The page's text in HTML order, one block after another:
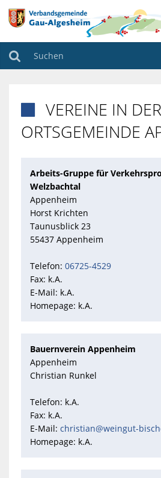
AKTUELLES
GEMEINDEN
TOURISMUS
UMWELT & KLIMA
BAUEN & WOHNEN
VEREINE IN DER
ORTSGEMEINDE
Arbeits-Gruppe für
Welzbachtal
Appenheim
Horst Krichten
Taunusblick 23
55437 Appenheim
Telefon: 06725-4529
Fax: k.A.
E-Mail: k.A.
Homepage: k.A.
Bauernverein Appenheim
Appenheim
Christian Runkel
Telefon: k.A.
Fax: k.A.
E-Mail: christian@weingut-
Homepage: k.A.